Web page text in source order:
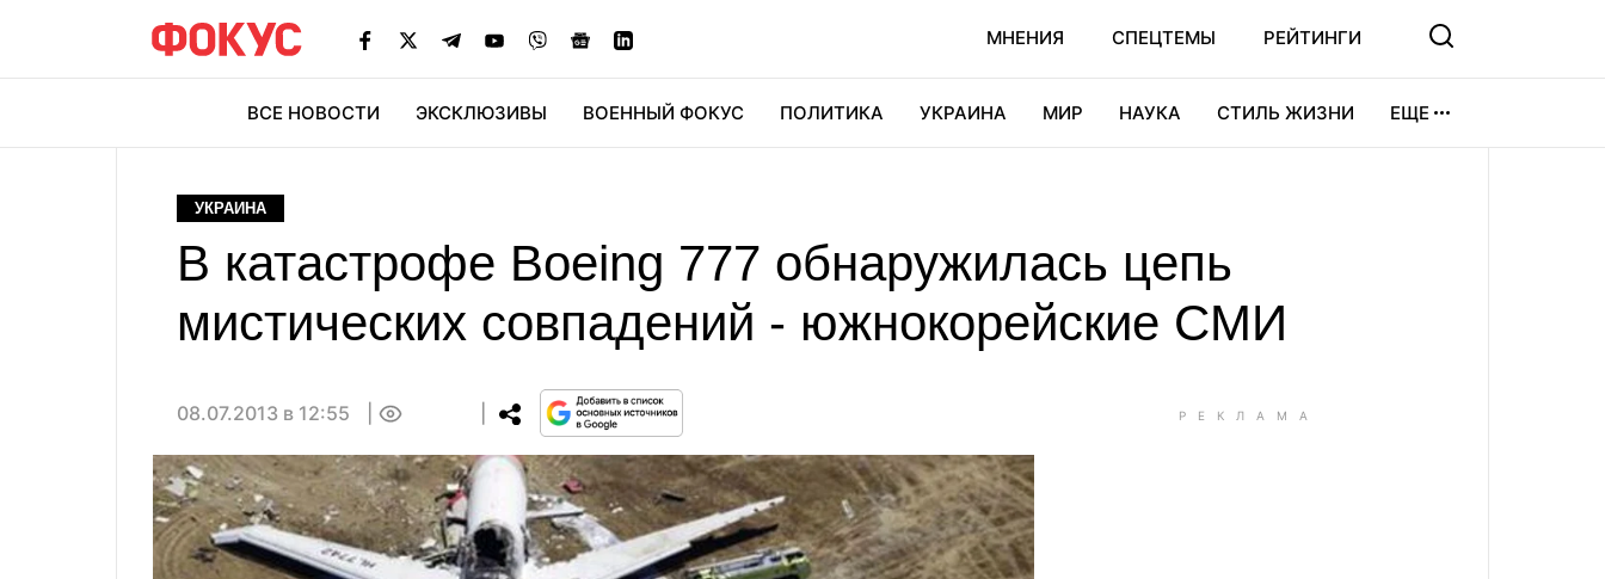
МНЕНИЯ СПЕЦТЕМЫ РЕЙТИНГИ
ВСЕ НОВОСТИ ЭКСКЛЮЗИВЫ ВОЕННЫЙ ФОКУС ПОЛИТИКА УКРАИНА МИР НАУКА СТИЛЬ ЖИЗНИ ЕЩЕ
УКРАИНА
В катастрофе Boeing 777 обнаружилась цепь
мистических совпадений - южнокорейские СМИ
08.07.2013 в 12:55